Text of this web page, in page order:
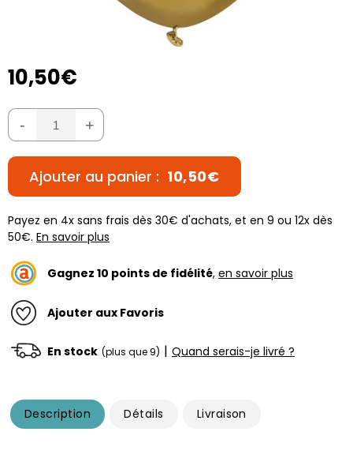
10,50€
- +
Ajouter au panier : 10,50€
Payez en 4x sans frais dès 30€ d'achats, et en 9 ou 12x dès
50€. En savoir plus
Gagnez 10 points de fidélité, en savoir plus
Ajouter aux Favoris
En stock (plus que 9) | Quand serais-je livré ?
Description Détails Livraison